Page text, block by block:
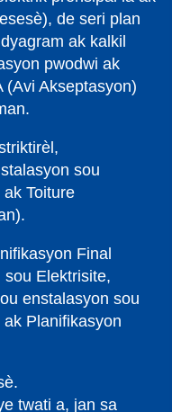
de seri plan
ak kalkil
pwodwi ak
(Avi Akseptasyon)
sou
Toiture
Final
Elektrisite,
enstalasyon sou
Planifikasyon
twati a, jan sa